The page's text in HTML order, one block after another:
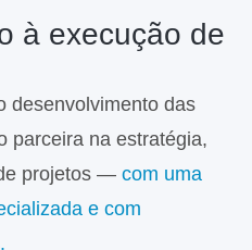
à execução de
desenvolvimento das
parceira na estratégia,
projetos — com uma
e com